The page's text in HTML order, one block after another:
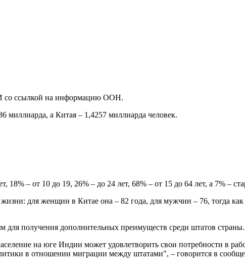
со ссылкой на информацию ООН.
миллиарда, а Китая – 1,4257 миллиарда человек.
– от 10 до 19, 26% – до 24 лет, 68% – от 15 до 64 лет, а 7% –
для женщин в Китае она – 82 года, для мужчин – 76, тогда
для получения дополнительных преимуществ среди штатов страны.
на юге Индии может удовлетворить свои потребности в
в отношении миграции между штатами", – говорится в